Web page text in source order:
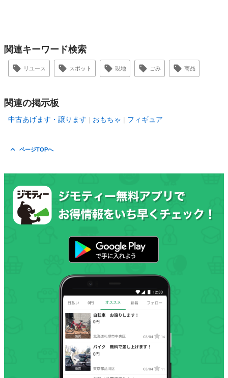
関連キーワード検索
リユース スポット 現地 ごみ 商品
関連の掲示板
中古あげます・譲ります おもちゃ フィギュア
ページTOPへ